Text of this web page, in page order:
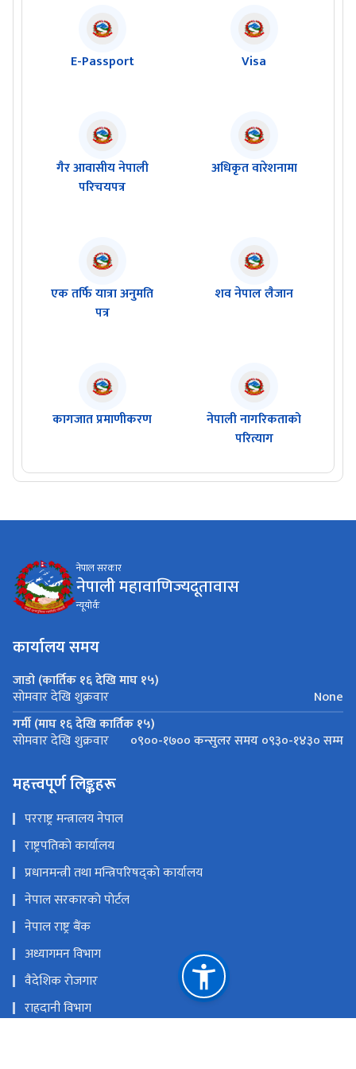
E-Passport Visa
गैर आवासीय नेपाली
परिचयपत्र
अधिकृत वारेशनामा
एक तर्फि यात्रा अनुमति
पत्र
शव नेपाल लैजान
कागजात प्रमाणीकरण
नेपाली नागरिकताको
परित्याग
नेपाल सरकार
नेपाली महावाणिज्यदूतावास
न्यूयाेर्क
कार्यालय समय
जाडो (कार्तिक १६ देखि माघ १५)
सोमवार देखि शुक्रवार
None
गर्मी (माघ १६ देखि कार्तिक १५)
सोमवार देखि शुक्रवार ०९००-१७०० कन्सुलर समय ०९३०-१४३० सम्म
महत्त्वपूर्ण लिङ्कहरू
परराष्ट्र मन्त्रालय नेपाल
राष्ट्रपतिकाे कार्यालय
प्रधानमन्त्री तथा मन्त्रिपरिषद्काे कार्यालय
नेपाल सरकारकाे पाेर्टल
नेपाल राष्ट्र बैंक
अध्यागमन विभाग
वैदेशिक राेजगार
राहदानी विभाग